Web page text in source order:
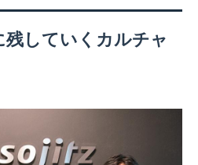
していくカルチャ